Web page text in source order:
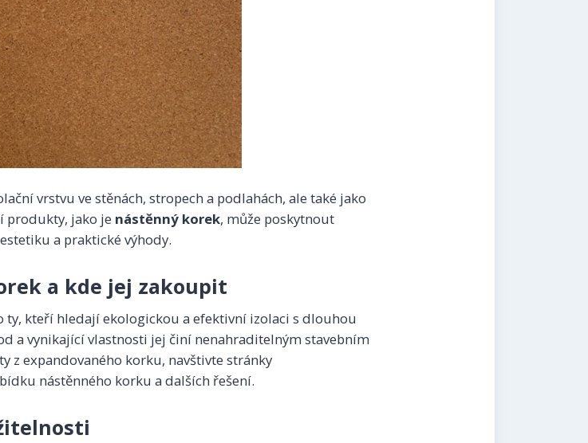
vrstvu ve stěnách, stropech a podlahách, ale také jako
produkty, jako je nástěnný korek, může poskytnout
a praktické výhody.
a kde jej zakoupit
ty, kteří hledají ekologickou a efektivní izolaci s dlouhou
a vynikající vlastnosti jej činí nenahraditelným stavebním
expandovaného korku, navštivte stránky
nástěnného korku a dalších řešení.